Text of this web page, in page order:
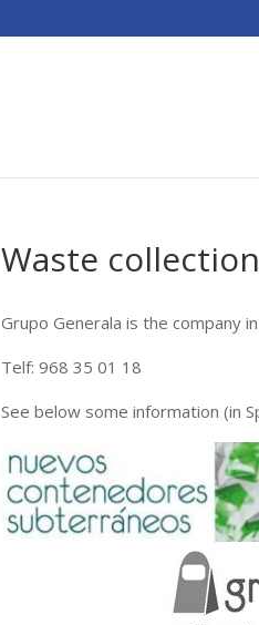
Waste
Grupo Generala is the company
Telf: 968 35 01 18
See below some information (in